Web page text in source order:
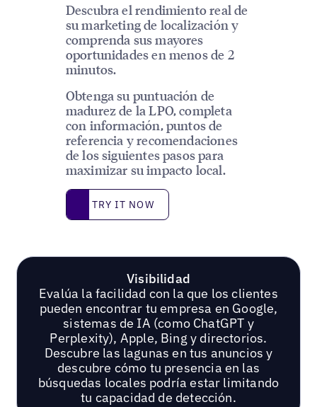
Descubra el rendimiento real de
su marketing de localización y
comprenda sus mayores
oportunidades en menos de 2
minutos.
Obtenga su puntuación de
madurez de la LPO, completa
con información, puntos de
referencia y recomendaciones
de los siguientes pasos para
maximizar su impacto local.
Try it nowTRY IT NOW
Visibilidad
Evalúa la facilidad con la que los clientes
pueden encontrar tu empresa en Google,
sistemas de IA (como ChatGPT y
Perplexity), Apple, Bing y directorios.
Descubre las lagunas en tus anuncios y
descubre cómo tu presencia en las
búsquedas locales podría estar limitando
tu capacidad de detección.